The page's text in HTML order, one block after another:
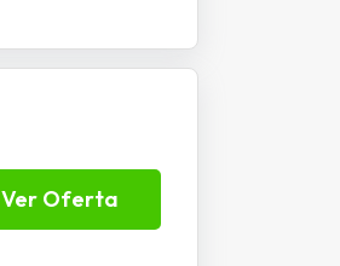
Ver Oferta